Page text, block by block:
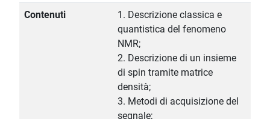
Contenuti
1. Descrizione classica e
quantistica del fenomeno
NMR;
2. Descrizione di un insieme
di spin tramite matrice
densità;
3. Metodi di acquisizione del
segnale;